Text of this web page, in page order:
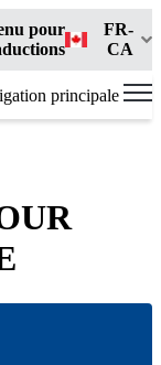
pour
FR-
CA
principale